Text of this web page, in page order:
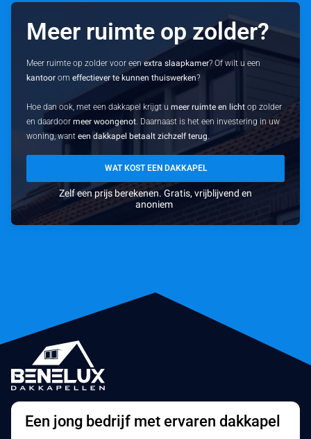
Meer ruimte op zolder?
Meer ruimte op zolder voor eenextra slaapkamer? Of wilt u een
kantoor omeffectiever te kunnen thuiswerken?
Hoe dan ook, met een dakkapel krijgt umeer ruimte en licht op zolder
en daardoormeer woongenot. Daarnaast is het een investering in uw
woning, wanteen dakkapel betaalt zichzelf terug.
WAT KOST EEN DAKKAPEL
Zelf een prijs berekenen. Gratis, vrijblijvend en
anoniem
Een jong bedrijf met ervaren dakkapel